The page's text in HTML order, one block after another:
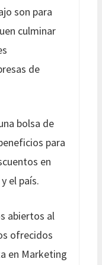
son para
culminar
de
bolsa de
para
en
el país.
abiertos al
ofrecidos
en Marketing